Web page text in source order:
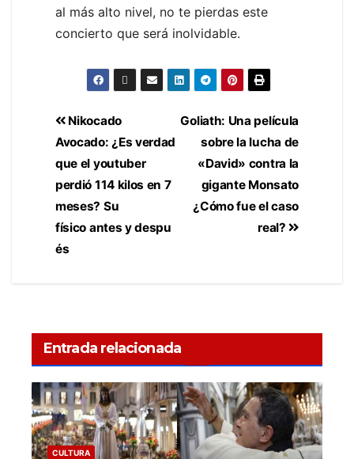
al más alto nivel, no te pierdas este
concierto que será inolvidable.
Goliath: Una película
sobre la lucha de
«David» contra la
gigante Monsato
¿Cómo fue el caso
real?
Nikocado
Avocado: ¿Es verdad
que el youtuber
perdió 114 kilos en 7
meses? Su
físico antes y despu
és
Entrada relacionada
CULTURA